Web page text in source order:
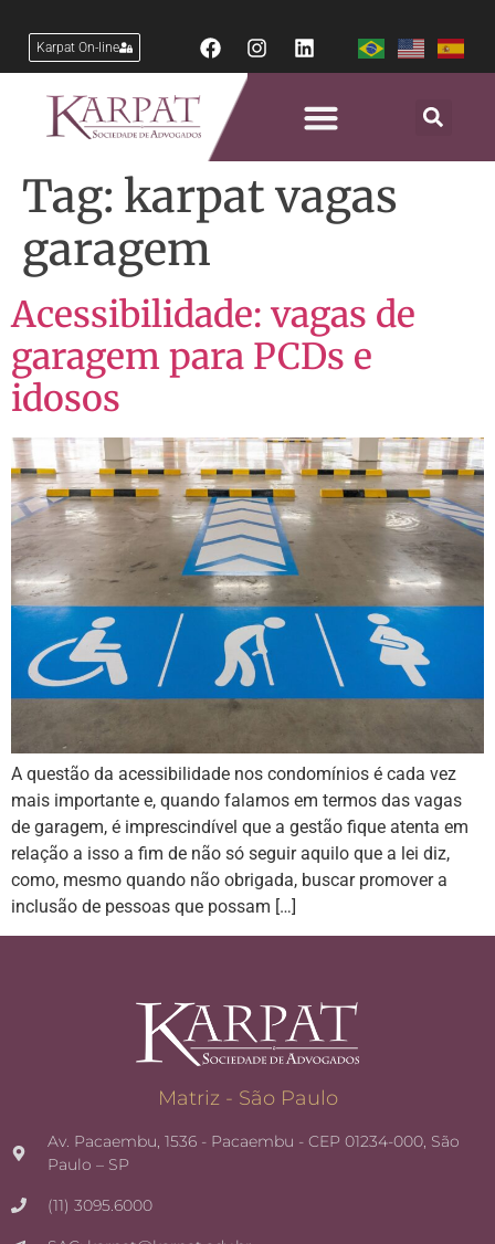
Karpat On-line
Tag: karpat vagas
garagem
Acessibilidade: vagas de
garagem para PCDs e
idosos
A questão da acessibilidade nos condomínios é cada vez
mais importante e, quando falamos em termos das vagas
de garagem, é imprescindível que a gestão fique atenta em
relação a isso a fim de não só seguir aquilo que a lei diz,
como, mesmo quando não obrigada, buscar promover a
inclusão de pessoas que possam […]
Matriz - São Paulo
Av. Pacaembu, 1536 - Pacaembu - CEP 01234-000, São
Paulo – SP
(11) 3095.6000